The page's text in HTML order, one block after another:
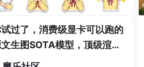
过了，消费级显卡可以跑的
生图SOTA模型，顶级渲
密度文本绘图